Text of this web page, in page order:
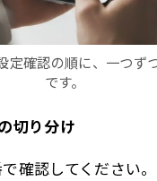
定確認の順に、一つず
です。
切り分け
確認してください。